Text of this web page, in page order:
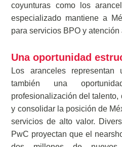
coyunturas como los
especializado mantiene a
para servicios BPO y
Una oportunidad
Los aranceles
también una
profesionalización del talento,
y consolidar la posición de
servicios de alto valor.
PwC proyectan que el